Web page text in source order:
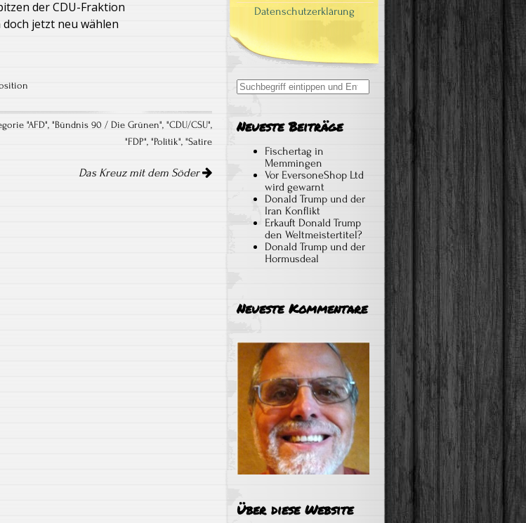
der CDU-Fraktion
jetzt neu wählen
"AFD", "Bündnis 90 / Die Grünen", "CDU/CSU",
"FDP", "Politik", "Satire
Das Kreuz mit dem Söder
Datenschutzerklärung
Search
for:
Neueste Beiträge
Fischertag in
Memmingen
Vor EversoneShop Ltd
wird gewarnt
Donald Trump und der
Iran Konflikt
Erkauft Donald Trump
den Weltmeistertitel?
Donald Trump und der
Hormusdeal
Neueste Kommentare
Über diese Website